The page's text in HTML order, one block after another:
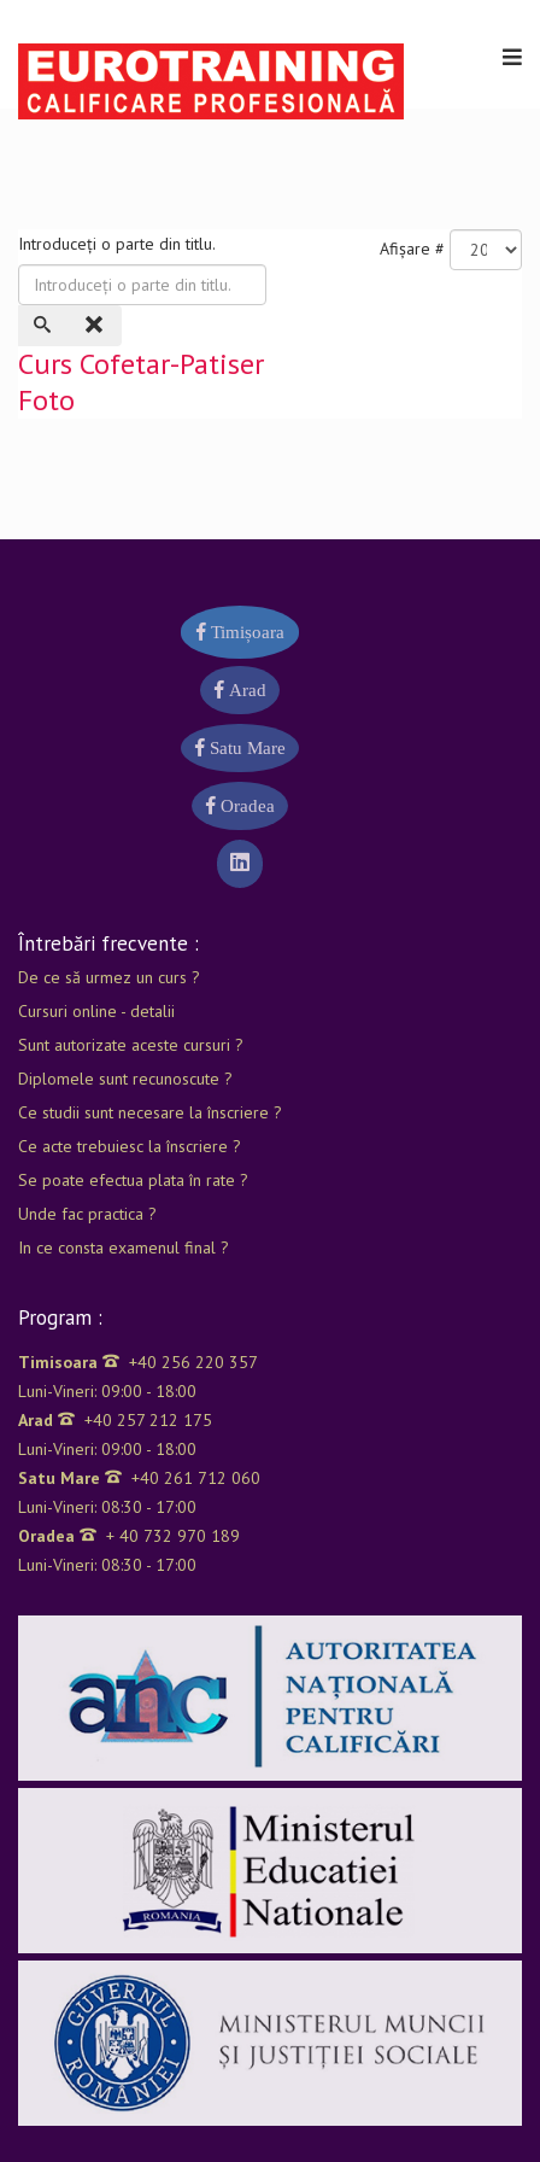
Introduceți o parte din titlu. Afișare #
Curs Cofetar-Patiser
Foto
Timișoara
Arad
Satu Mare
Oradea
Întrebări frecvente :
De ce să urmez un curs ?
Cursuri online - detalii
Sunt autorizate aceste cursuri ?
Diplomele sunt recunoscute ?
Ce studii sunt necesare la înscriere ?
Ce acte trebuiesc la înscriere ?
Se poate efectua plata în rate ?
Unde fac practica ?
In ce consta examenul final ?
Program :
Timisoara
+40 256 220 357
Luni-Vineri: 09:00 - 18:00
Arad
+40 257 212 175
Luni-Vineri: 09:00 - 18:00
Satu Mare
+40 261 712 060
Luni-Vineri: 08:30 - 17:00
Oradea
+ 40 732 970 189
Luni-Vineri: 08:30 - 17:00